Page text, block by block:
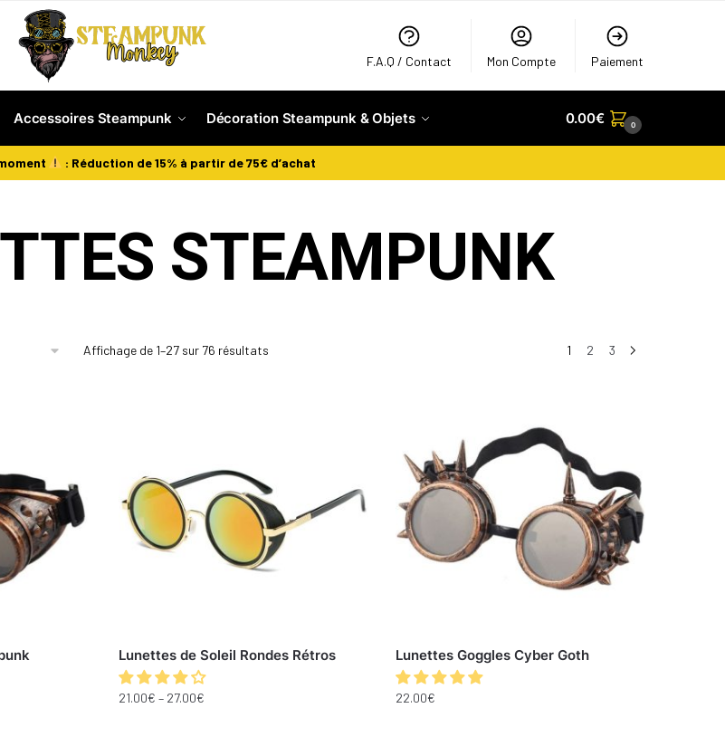
F.A.Q / Contact Mon Compte Paiement
Accessoires Steampunk Décoration Steampunk & Objets 0.00€ 0
: Réduction de 15% à partir de 75€ d’achat
STEAMPUNK
Affichage de 1–27 sur 76 résultats 1 2 3
Lunettes de Soleil Rondes Rétros
21.00€ – 27.00€
Lunettes Goggles Cyber Goth
22.00€